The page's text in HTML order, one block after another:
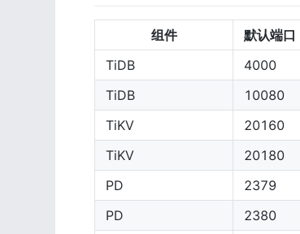
组件 默认端口
TiDB
4000
TiDB
10080
TiKV
20160
TiKV
20180
PD
2379
PD
2380